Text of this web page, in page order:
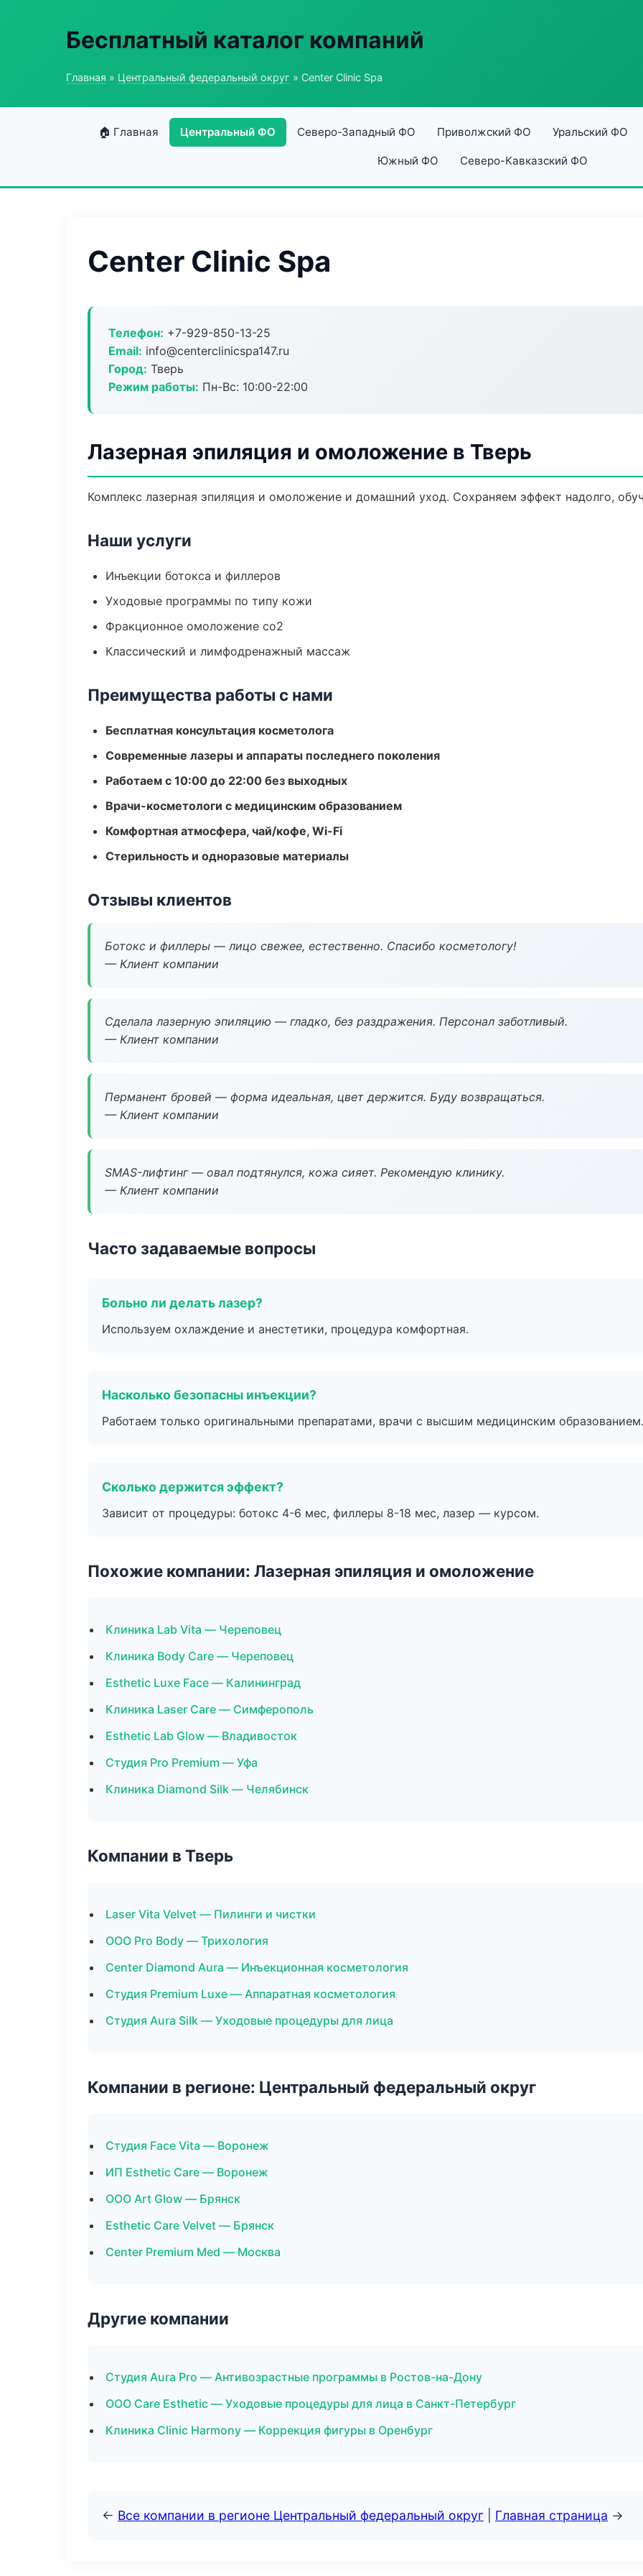
Бесплатный каталог компаний
Главная » Центральный федеральный округ » Center Clinic Spa
🏠 Главная Центральный ФО Северо-Западный ФО Приволжский ФО Уральский ФО
Южный ФО Северо-Кавказский ФО
Center Clinic Spa
Телефон: +7-929-850-13-25
Email: info@centerclinicspa147.ru
Город: Тверь
Режим работы: Пн-Вс: 10:00-22:00
Лазерная эпиляция и омоложение в Тверь
Комплекс лазерная эпиляция и омоложение и домашний уход. Сохраняем эффект надолго,
Наши услуги
Инъекции ботокса и филлеров
Уходовые программы по типу кожи
Фракционное омоложение co2
Классический и лимфодренажный массаж
Преимущества работы с нами
Бесплатная консультация косметолога
Современные лазеры и аппараты последнего поколения
Работаем с 10:00 до 22:00 без выходных
Врачи-косметологи с медицинским образованием
Комфортная атмосфера, чай/кофе, Wi-Fi
Стерильность и одноразовые материалы
Отзывы клиентов
Ботокс и филлеры — лицо свежее, естественно. Спасибо косметологу!
— Клиент компании
Сделала лазерную эпиляцию — гладко, без раздражения. Персонал заботливый.
— Клиент компании
Перманент бровей — форма идеальная, цвет держится. Буду возвращаться.
— Клиент компании
SMAS-лифтинг — овал подтянулся, кожа сияет. Рекомендую клинику.
— Клиент компании
Часто задаваемые вопросы
Больно ли делать лазер?
Используем охлаждение и анестетики, процедура комфортная.
Насколько безопасны инъекции?
Работаем только оригинальными препаратами, врачи с высшим медицинским образованием.
Сколько держится эффект?
Зависит от процедуры: ботокс 4-6 мес, филлеры 8-18 мес, лазер — курсом.
Похожие компании: Лазерная эпиляция и омоложение
Клиника Lab Vita — Череповец
Клиника Body Care — Череповец
Esthetic Luxe Face — Калининград
Клиника Laser Care — Симферополь
Esthetic Lab Glow — Владивосток
Студия Pro Premium — Уфа
Клиника Diamond Silk — Челябинск
Компании в Тверь
Laser Vita Velvet — Пилинги и чистки
ООО Pro Body — Трихология
Center Diamond Aura — Инъекционная косметология
Студия Premium Luxe — Аппаратная косметология
Студия Aura Silk — Уходовые процедуры для лица
Компании в регионе: Центральный федеральный округ
Студия Face Vita — Воронеж
ИП Esthetic Care — Воронеж
ООО Art Glow — Брянск
Esthetic Care Velvet — Брянск
Center Premium Med — Москва
Другие компании
Студия Aura Pro — Антивозрастные программы в Ростов-на-Дону
ООО Care Esthetic — Уходовые процедуры для лица в Санкт-Петербург
Клиника Clinic Harmony — Коррекция фигуры в Оренбург
← Все компании в регионе Центральный федеральный округ Главная страница →